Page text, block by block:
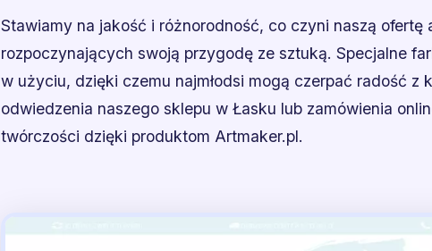
Stawiamy na jakość i różnorodność, co czyni naszą
rozpoczynających swoją przygodę ze sztuką. Specjalne
w użyciu, dzięki czemu najmłodsi mogą czerpać radość z
odwiedzenia naszego sklepu w Łasku lub zamówienia
twórczości dzięki produktom Artmaker.pl.